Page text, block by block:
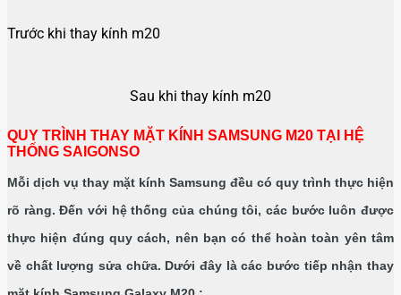
Trước khi thay kính m20
Sau khi thay kính m20
QUY TRÌNH THAY MẶT KÍNH SAMSUNG M20 TẠI HỆ
THỐNG SAIGONSO
Mỗi dịch vụ thay mặt kính Samsung đều có quy trình thực hiện
rõ ràng. Đến với hệ thống của chúng tôi, các bước luôn được
thực hiện đúng quy cách, nên bạn có thể hoàn toàn yên tâm
về chất lượng sửa chữa. Dưới đây là các bước tiếp nhận thay